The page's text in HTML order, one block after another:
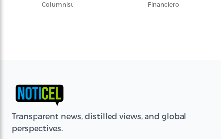
Columnist
Financiero
Transparent news, distilled views, and global
perspectives.